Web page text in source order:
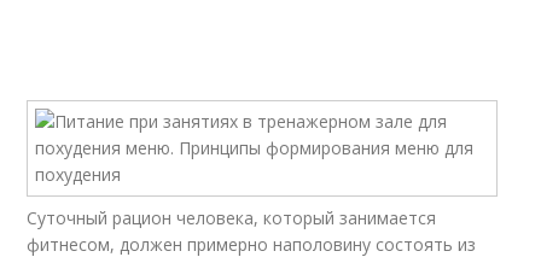
Суточный рацион человека, который занимается
фитнесом, должен примерно наполовину состоять из